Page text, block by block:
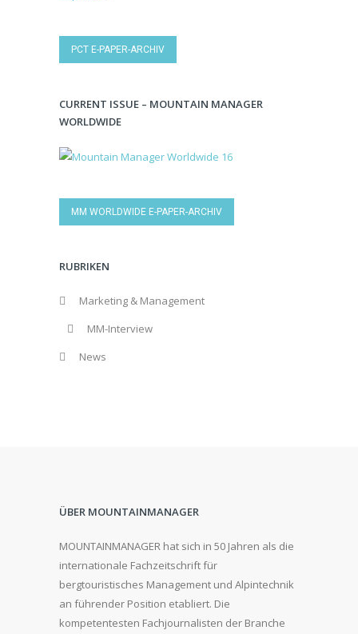
PCT E-PAPER-ARCHIV
CURRENT ISSUE – MOUNTAIN MANAGER
WORLDWIDE
MM WORLDWIDE E-PAPER-ARCHIV
RUBRIKEN
Marketing & Management
MM-Interview
News
ÜBER MOUNTAINMANAGER
MOUNTAINMANAGER hat sich in 50 Jahren als die
internationale Fachzeitschrift für
bergtouristisches Management und Alpintechnik
an führender Position etabliert. Die
kompetentesten Fachjournalisten der Branche